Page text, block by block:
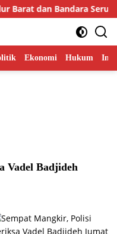
Barat dan Bandara Serui
Ekonomi Hukum
Vadel Badjideh